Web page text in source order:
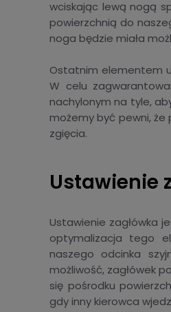
wciskając lewą nogą
powierzchnią do
noga będzie miała
Ostatnim elementem
W celu
nachylonym na tyle,
możemy być pewni, że
zgięcia.
Ustawienie
Ustawienie zagłówka
optymalizacja tego
naszego odcinka
możliwość, zagłówek
się pośrodku
gdy inny kierowca